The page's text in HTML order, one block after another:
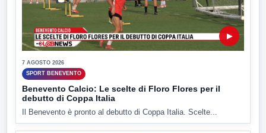
▶
7 AGOSTO 2026
SPORT BENEVENTO
Benevento Calcio: Le scelte di Floro Flores per il
debutto di Coppa Italia
Il Benevento è pronto al debutto di Coppa Italia. Scelte...